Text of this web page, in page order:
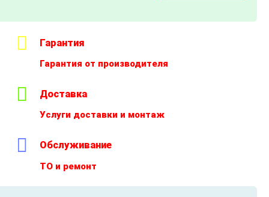
Гарантия
Гарантия от производителя
Доставка
Услуги доставки и монтаж
Обслуживание
ТО и ремонт